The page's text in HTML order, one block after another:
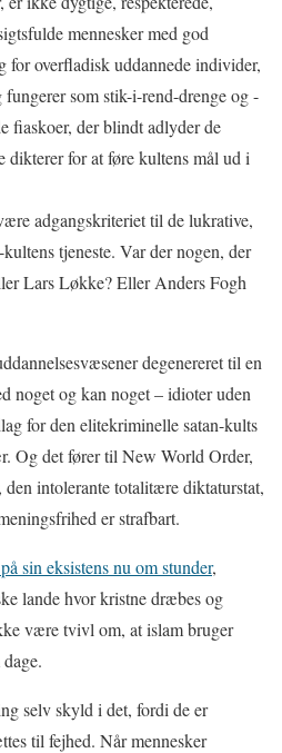
mennesker med god
overfladisk uddannede individer,
som stik-i-rend-drenge og -
fiaskoer, der blindt adlyder de
dikterer for at føre kultens mål ud i
adgangskriteriet til de lukrative,
tjeneste. Var der nogen, der
Lars Løkke? Eller Anders Fogh
degenereret til en
noget og kan noget – idioter uden
for den elitekriminelle satan-kults
Og det fører til New World Order,
den intolerante totalitære diktaturstat,
er strafbart.
sin eksistens nu om stunder,
lande hvor kristne dræbes og
være tvivl om, at islam bruger
selv skyld i det, fordi de er
til fejhed. Når mennesker